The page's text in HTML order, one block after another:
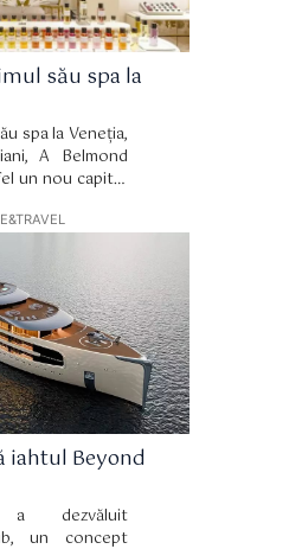
său spa la
spa la Veneția,
A Belmond
un nou capitol
ul și-a primit
și reprezintă
de bază ale
renovare a
de arhitectul
iahtul Beyond
a dezvăluit
un concept